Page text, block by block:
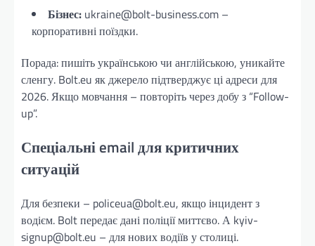
Бізнес: ukraine@bolt-business.com –
корпоративні поїздки.
Порада: пишіть українською чи англійською, уникайте
сленгу. Bolt.eu як джерело підтверджує ці адреси для
2026. Якщо мовчання – повторіть через добу з “Follow-
up”.
Спеціальні email для критичних
ситуацій
Для безпеки – policeua@bolt.eu, якщо інцидент з
водієм. Bolt передає дані поліції миттєво. А kyiv-
signup@bolt.eu – для нових водіїв у столиці.